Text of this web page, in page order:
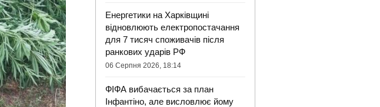
Енергетики на Харківщині
відновлюють електропостачання
для 7 тисяч споживачів після
ранкових ударів РФ
06 Серпня 2026, 18:14
ФІФА вибачається за план
Інфантіно, але висловлює йому